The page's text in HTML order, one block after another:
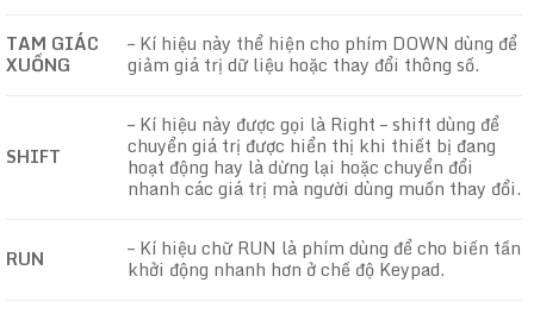
TAM GIÁC
XUỐNG
– Kí hiệu này thể hiện cho phím DOWN dùng để
giảm giá trị dữ liệu hoặc thay đổi thông số.
SHIFT
– Kí hiệu này được gọi là Right – shift dùng để
chuyển giá trị được hiển thị khi thiết bị đang
hoạt động hay là dừng lại hoặc chuyển đổi
nhanh các giá trị mà người dùng muốn thay đổi.
RUN – Kí hiệu chữ RUN là phím dùng để cho biến tần
khởi động nhanh hơn ở chế độ Keypad.